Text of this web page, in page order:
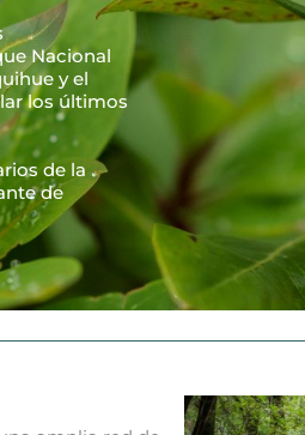
Nacional
y el
los últimos
de la
de